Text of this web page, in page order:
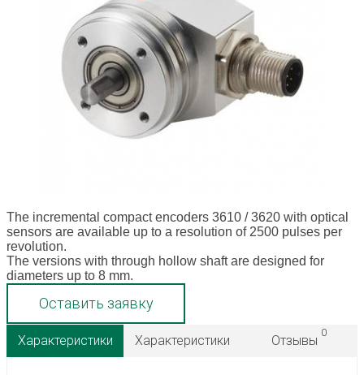
The incremental compact encoders 3610 / 3620 with optical
sensors are available up to a resolution of 2500 pulses per
revolution.
The versions with through hollow shaft are designed for
diameters up to 8 mm.
Оставить заявку
Характеристики Характеристики Отзывы
0